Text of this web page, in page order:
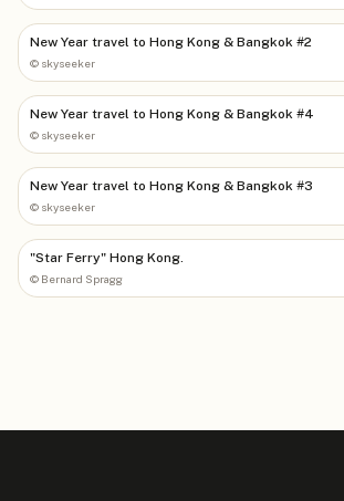
New Year travel to Hong Kong & Bangkok #2
© skyseeker
New Year travel to Hong Kong & Bangkok #4
© skyseeker
New Year travel to Hong Kong & Bangkok #3
© skyseeker
"Star Ferry" Hong Kong.
© Bernard Spragg